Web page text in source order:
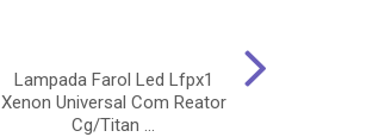
Lampada Farol Led Lfpx1
Xenon Universal Com Reator
Cg/Titan ...